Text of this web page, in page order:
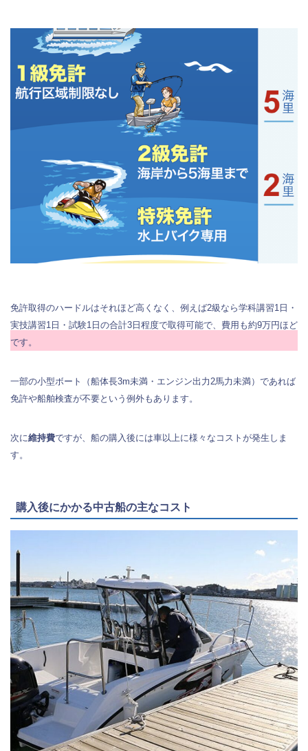
免許取得のハードルはそれほど高くなく、例えば2級なら学科講習1日・
実技講習1日・試験1日の合計3日程度で取得可能で、費用も約9万円ほど
です。
一部の小型ボート（船体長3m未満・エンジン出力2馬力未満）であれば
免許や船舶検査が不要という例外もあります。
次に維持費ですが、船の購入後には車以上に様々なコストが発生しま
す。
購入後にかかる中古船の主なコスト